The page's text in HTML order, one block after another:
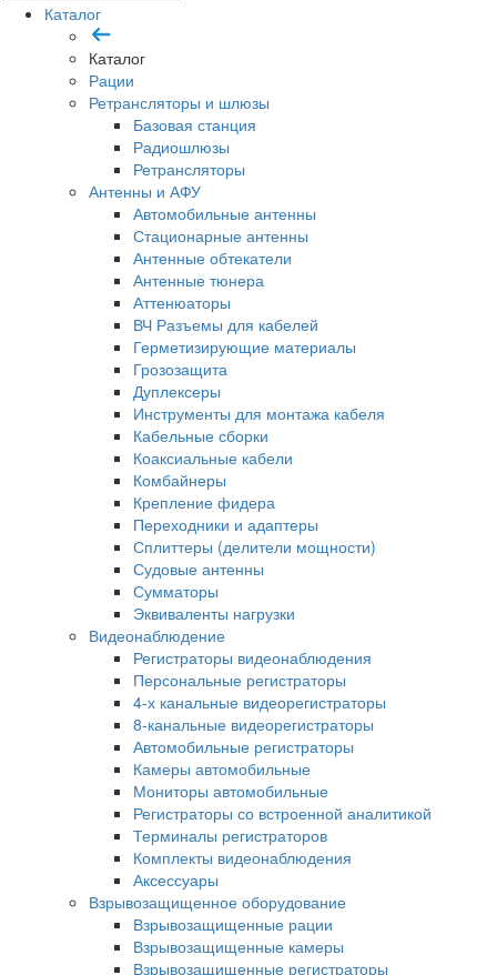
Каталог
Каталог
Рации
Ретрансляторы и шлюзы
Базовая станция
Радиошлюзы
Ретрансляторы
Антенны и АФУ
Автомобильные антенны
Стационарные антенны
Антенные обтекатели
Антенные тюнера
Аттенюаторы
ВЧ Разъемы для кабелей
Герметизирующие материалы
Грозозащита
Дуплексеры
Инструменты для монтажа кабеля
Кабельные сборки
Коаксиальные кабели
Комбайнеры
Крепление фидера
Переходники и адаптеры
Сплиттеры (делители мощности)
Судовые антенны
Сумматоры
Эквиваленты нагрузки
Видеонаблюдение
Регистраторы видеонаблюдения
Персональные регистраторы
4-х канальные видеорегистраторы
8-канальные видеорегистраторы
Автомобильные регистраторы
Камеры автомобильные
Мониторы автомобильные
Регистраторы со встроенной аналитикой
Терминалы регистраторов
Комплекты видеонаблюдения
Аксессуары
Взрывозащищенное оборудование
Взрывозащищенные рации
Взрывозащищенные камеры
Взрывозащищенные регистраторы